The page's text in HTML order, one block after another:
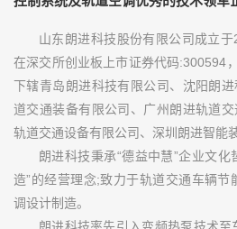
山东朗进科技股份有限公司成立
在深交所创业板上市证券代码:300594
下辖青岛朗进科技有限公司、沈阳朗
道交通装备有限公司、广州朗进轨道
轨道交通设备有限公司、深圳朗进智能
朗进科技秉承“德益中慧”企业文
造”的经营理念;致力于轨道交通车辆节
调设计制造。